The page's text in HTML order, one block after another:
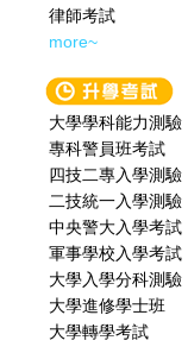
律師考試
more~
大學學科能力測驗
專科警員班考試
四技二專入學測驗
二技統一入學測驗
中央警大入學考試
軍事學校入學考試
大學入學分科測驗
大學進修學士班
大學轉學考試